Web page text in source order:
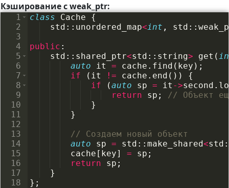
Кэширование с weak_ptr:
1
2
3
4
5
6
7
8
9
10
11
12
13
14
15
16
17
18
class Cache
{
std :: unordered_map<int , std ::
public :
std :: shared_ptr<std :: string> get (
auto
it = cache . find ( key ) ;
if
( it != cache . end ( ))
{
if
(auto sp = it ->second .
return
sp ;
// Объект
}
}
// Создаем новый объект
auto
sp = std :: make_shared<std
cache [ key] = sp ;
return
sp ;
}
} ;